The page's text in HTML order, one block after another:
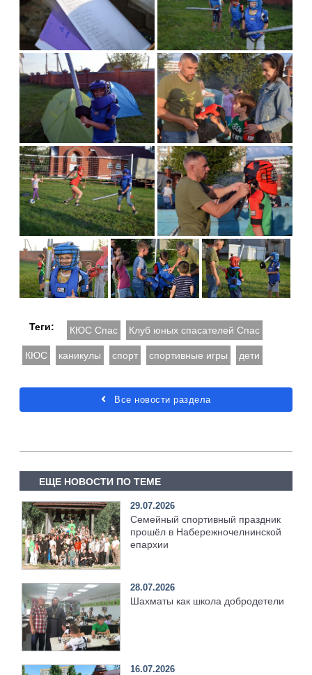
Теги: КЮС Спас Клуб юных спасателей Спас
КЮС каникулы спорт спортивные игры дети
Все новости раздела
ЕЩЕ НОВОСТИ ПО ТЕМЕ
29.07.2026
Семейный спортивный праздник
прошёл в Набережночелнинской
епархии
28.07.2026
Шахматы как школа добродетели
16.07.2026